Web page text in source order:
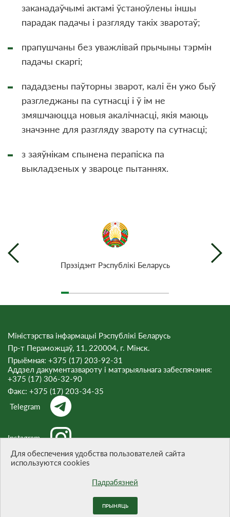
заканадаўчымі актамі ўстаноўлены iншы
парадак падачы і разгляду такіх зваротаў;
прапушчаны без уважлівай прычыны тэрмін
падачы скаргі;
пададзены паўторны зварот, калі ён ужо быў
разгледжаны па сутнасці і ў ім не
змяшчаюцца новыя акалічнасці, якія маюць
значэнне для разгляду звароту па сутнасці;
з заяўнікам спынена перапіска па
выкладзеных у звароце пытаннях.
Прэзiдэнт Рэспублiкi Беларусь
Міністэрства інфармацыі Рэспублікі Беларусь
Пр-т Пераможцаў, 11, 220004, г. Мінск.
Прыёмная: +375 (17) 203-92-31
Аддзел дакументазвароту і матэрыяльнага забеспячэння:
+375 (17) 306-32-90
Факс: +375 (17) 203-34-35
Telegram
Instagram
Пры цытаванні матэрыялаў спасылка на сайт абавязковая.
Для обеспечения удобства пользователей сайта
используются cookies
Падрабязней
ПРЫНЯЦЬ